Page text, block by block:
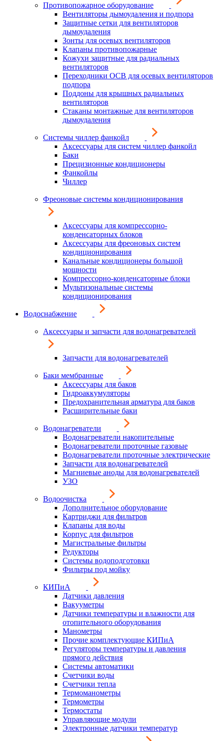
Противопожарное оборудование
Вентиляторы дымоудаления и подпора
Защитные сетки для вентиляторов
дымоудаления
Зонты для осевых вентиляторов
Клапаны противопожарные
Кожухи защитные для радиальных
вентиляторов
Переходники ОСВ для осевых вентиляторов
подпора
Поддоны для крышных радиальных
вентиляторов
Стаканы монтажные для вентиляторов
дымоудаления
Системы чиллер фанкойл
Аксессуары для систем чиллер фанкойл
Баки
Прецизионные кондиционеры
Фанкойлы
Чиллер
Фреоновые системы кондиционирования
Аксессуары для компрессорно-
конденсаторных блоков
Аксессуары для фреоновых систем
кондиционирования
Канальные кондиционеры большой
мощности
Компрессорно-конденсаторные блоки
Мультизональные системы
кондиционирования
Водоснабжение
Аксессуары и запчасти для водонагревателей
Запчасти для водонагревателей
Баки мембранные
Аксессуары для баков
Гидроаккумуляторы
Предохранительная арматура для баков
Расширительные баки
Водонагреватели
Водонагреватели накопительные
Водонагреватели проточные газовые
Водонагреватели проточные электрические
Запчасти для водонагревателей
Магниевые аноды для водонагревателей
УЗО
Водоочистка
Дополнительное оборудование
Картриджи для фильтров
Клапаны для воды
Корпус для фильтров
Магистральные фильтры
Редукторы
Системы водоподготовки
Фильтры под мойку
КИПиА
Датчики давления
Вакууметры
Датчики температуры и влажности для
отопительного оборудования
Манометры
Прочие комплектующие КИПиА
Регуляторы температуры и давления
прямого действия
Системы автоматики
Счетчики воды
Счетчики тепла
Термоманометры
Термометры
Термостаты
Управляющие модули
Электронные датчики температур